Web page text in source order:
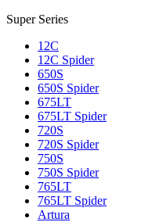
Super Series
12C
12C Spider
650S
650S Spider
675LT
675LT Spider
720S
720S Spider
750S
750S Spider
765LT
765LT Spider
Artura